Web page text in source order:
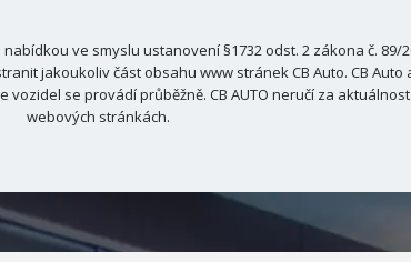
ve smyslu ustanovení §1732 odst. 2 zákona č. 89/
jakoukoliv část obsahu www stránek CB Auto. CB
se provádí průběžně. CB AUTO neručí za
webových stránkách.